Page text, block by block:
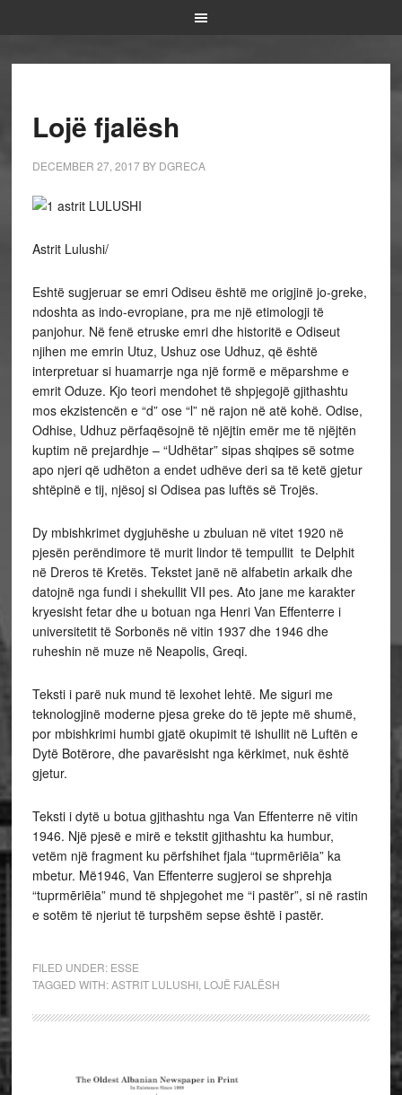
Lojë fjalësh
DECEMBER 27, 2017BY DGRECA
Astrit Lulushi/
Eshtë sugjeruar se emri Odiseu është me origjinë jo-greke,
ndoshta as indo-evropiane, pra me një etimologji të
panjohur. Në fenë etruske emri dhe historitë e Odiseut
njihen me emrin Utuz, Ushuz ose Udhuz, që është
interpretuar si huamarrje nga një formë e mëparshme e
emrit Oduze. Kjo teori mendohet të shpjegojë gjithashtu
mos ekzistencën e “d” ose “l” në rajon në atë kohë. Odise,
Odhise, Udhuz përfaqësojnë të njëjtin emër me të njëjtën
kuptim në prejardhje – “Udhëtar” sipas shqipes së sotme
apo njeri që udhëton a endet udhëve deri sa të ketë gjetur
shtëpinë e tij, njësoj si Odisea pas luftës së Trojës.
Dy mbishkrimet dygjuhëshe u zbuluan në vitet 1920 në
pjesën perëndimore të murit lindor të tempullit te Delphit
në Dreros të Kretës. Tekstet janë në alfabetin arkaik dhe
datojnë nga fundi i shekullit VII pes. Ato jane me karakter
kryesisht fetar dhe u botuan nga Henri Van Effenterre i
universitetit të Sorbonës në vitin 1937 dhe 1946 dhe
ruheshin në muze në Neapolis, Greqi.
Teksti i parë nuk mund të lexohet lehtë. Me siguri me
teknologjinë moderne pjesa greke do të jepte më shumë,
por mbishkrimi humbi gjatë okupimit të ishullit në Luftën e
Dytë Botërore, dhe pavarësisht nga kërkimet, nuk është
gjetur.
Teksti i dytë u botua gjithashtu nga Van Effenterre në vitin
1946. Një pjesë e mirë e tekstit gjithashtu ka humbur,
vetëm një fragment ku përfshihet fjala “tuprmēriēia” ka
mbetur. Më1946, Van Effenterre sugjeroi se shprehja
“tuprmēriēia” mund të shpjegohet me “i pastër”, si në rastin
e sotëm të njeriut të turpshëm sepse është i pastër.
FILED UNDER: ESSE
TAGGED WITH:ASTRIT LULUSHI, LOJË FJALËSH